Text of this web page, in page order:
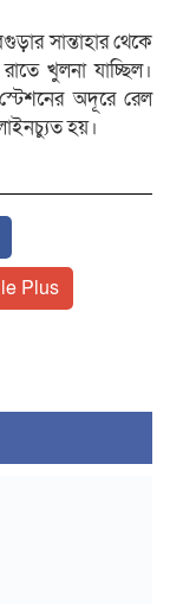
সান্তাহার থেকে
খুলনা যাচ্ছিল।
অদূরে রেল
হয়।
Plus